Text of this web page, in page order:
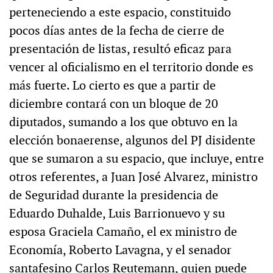
perteneciendo a este espacio, constituido
pocos días antes de la fecha de cierre de
presentación de listas, resultó eficaz para
vencer al oficialismo en el territorio donde es
más fuerte. Lo cierto es que a partir de
diciembre contará con un bloque de 20
diputados, sumando a los que obtuvo en la
elección bonaerense, algunos del PJ disidente
que se sumaron a su espacio, que incluye, entre
otros referentes, a Juan José Alvarez, ministro
de Seguridad durante la presidencia de
Eduardo Duhalde, Luis Barrionuevo y su
esposa Graciela Camaño, el ex ministro de
Economía, Roberto Lavagna, y el senador
santafesino Carlos Reutemann, quien puede